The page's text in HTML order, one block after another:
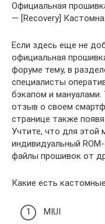
Официальная
— [Recovery]
Если здесь еще не
официальная
форуме тему, в
специалисты
бэкапом и мануалами.
отзыв о своем
странице также
Учтите, что для этой
индивидуальный
файлы прошивок от
Какие есть
MIUI